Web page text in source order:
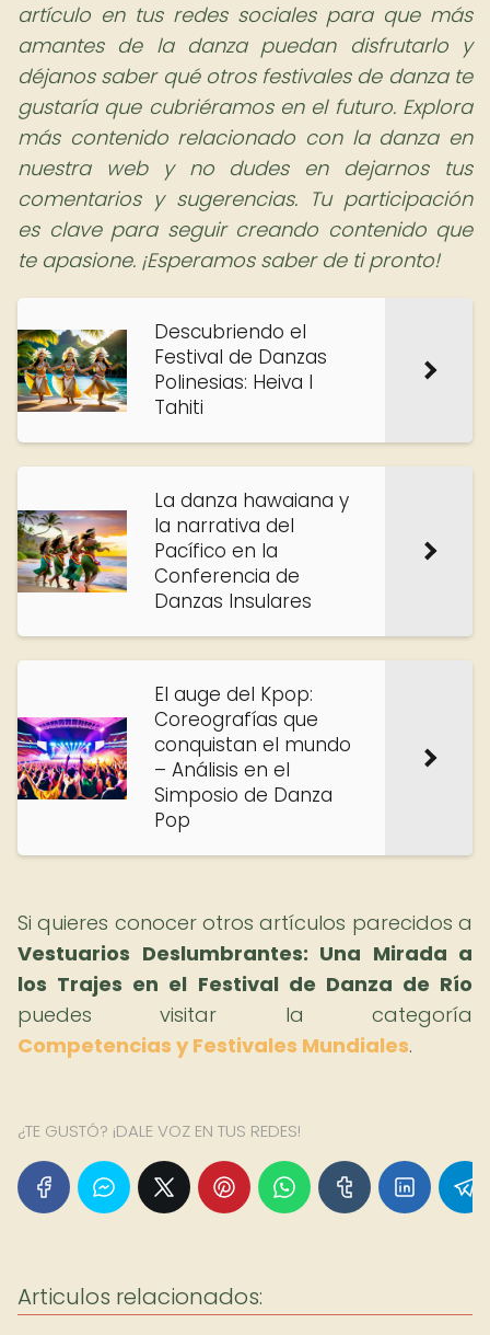
artículo en tus redes sociales para que más
amantes de la danza puedan disfrutarlo y
déjanos saber qué otros festivales de danza te
gustaría que cubriéramos en el futuro. Explora
más contenido relacionado con la danza en
nuestra web y no dudes en dejarnos tus
comentarios y sugerencias. Tu participación
es clave para seguir creando contenido que
te apasione. ¡Esperamos saber de ti pronto!
Descubriendo el
Festival de Danzas
Polinesias: Heiva I
Tahiti
La danza hawaiana y
la narrativa del
Pacífico en la
Conferencia de
Danzas Insulares
El auge del Kpop:
Coreografías que
conquistan el mundo
– Análisis en el
Simposio de Danza
Pop
Si quieres conocer otros artículos parecidos a
Vestuarios Deslumbrantes: Una Mirada a
los Trajes en el Festival de Danza de Río
puedes visitar la categoría
Competencias y Festivales Mundiales.
¿TE GUSTÓ? ¡DALE VOZ EN TUS REDES!
Articulos relacionados: